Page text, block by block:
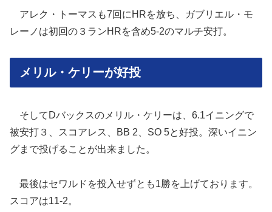
アレク・トーマスも7回にHRを放ち、ガブリエル・モ
レーノは初回の３ランHRを含め5-2のマルチ安打。
メリル・ケリーが好投
そしてDバックスのメリル・ケリーは、6.1イニングで
被安打３、スコアレス、BB 2、SO 5と好投。深いイニン
グまで投げることが出来ました。
最後はセワルドを投入せずとも1勝を上げております。
スコアは11-2。